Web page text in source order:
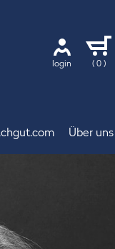
login ( 0 )
Über uns